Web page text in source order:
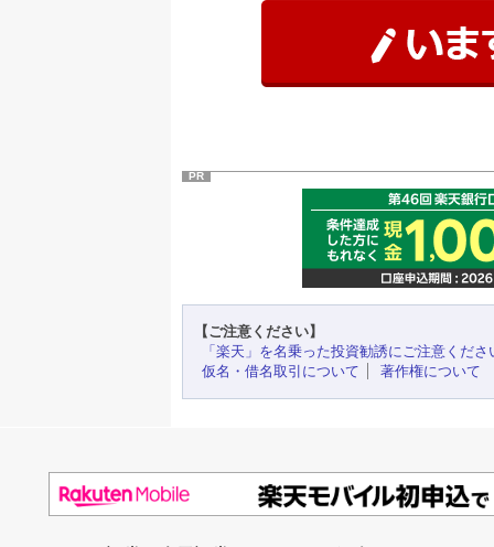
PR
【ご注意ください】
「楽天」を名乗った投資勧誘にご注意くださ
仮名・借名取引について
著作権について